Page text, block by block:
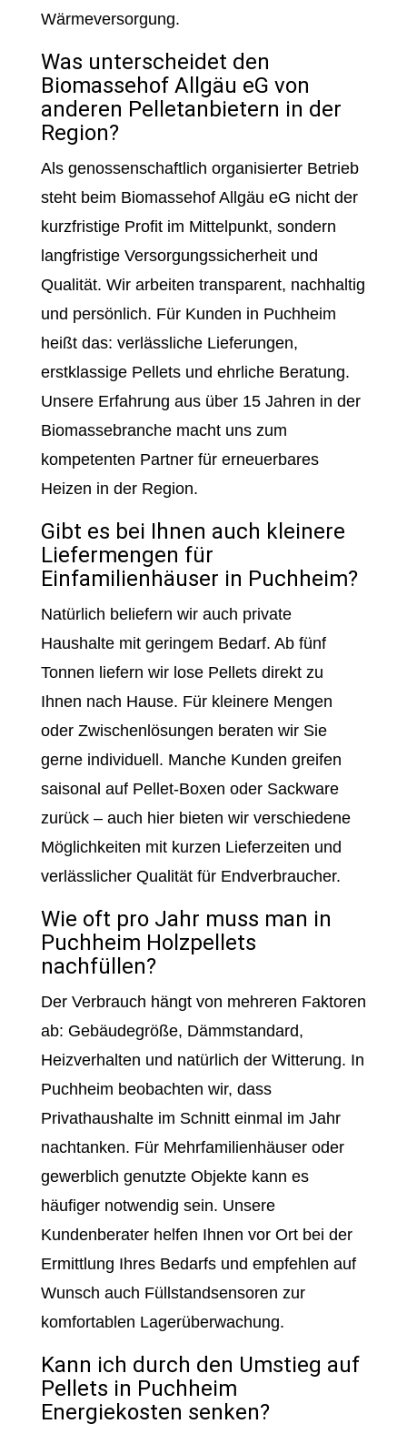
Wärmeversorgung.
Was unterscheidet den
Biomassehof Allgäu eG von
anderen Pelletanbietern in der
Region?
Als genossenschaftlich organisierter Betrieb
steht beim Biomassehof Allgäu eG nicht der
kurzfristige Profit im Mittelpunkt, sondern
langfristige Versorgungssicherheit und
Qualität. Wir arbeiten transparent, nachhaltig
und persönlich. Für Kunden in Puchheim
heißt das: verlässliche Lieferungen,
erstklassige Pellets und ehrliche Beratung.
Unsere Erfahrung aus über 15 Jahren in der
Biomassebranche macht uns zum
kompetenten Partner für erneuerbares
Heizen in der Region.
Gibt es bei Ihnen auch kleinere
Liefermengen für
Einfamilienhäuser in Puchheim?
Natürlich beliefern wir auch private
Haushalte mit geringem Bedarf. Ab fünf
Tonnen liefern wir lose Pellets direkt zu
Ihnen nach Hause. Für kleinere Mengen
oder Zwischenlösungen beraten wir Sie
gerne individuell. Manche Kunden greifen
saisonal auf Pellet-Boxen oder Sackware
zurück – auch hier bieten wir verschiedene
Möglichkeiten mit kurzen Lieferzeiten und
verlässlicher Qualität für Endverbraucher.
Wie oft pro Jahr muss man in
Puchheim Holzpellets
nachfüllen?
Der Verbrauch hängt von mehreren Faktoren
ab: Gebäudegröße, Dämmstandard,
Heizverhalten und natürlich der Witterung. In
Puchheim beobachten wir, dass
Privathaushalte im Schnitt einmal im Jahr
nachtanken. Für Mehrfamilienhäuser oder
gewerblich genutzte Objekte kann es
häufiger notwendig sein. Unsere
Kundenberater helfen Ihnen vor Ort bei der
Ermittlung Ihres Bedarfs und empfehlen auf
Wunsch auch Füllstandsensoren zur
komfortablen Lagerüberwachung.
Kann ich durch den Umstieg auf
Pellets in Puchheim
Energiekosten senken?